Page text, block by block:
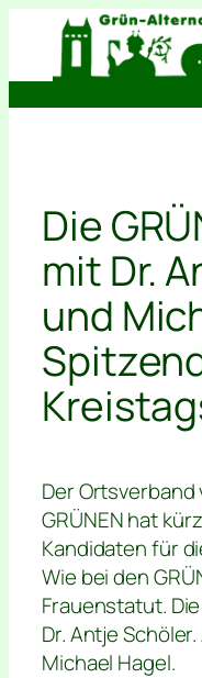
springen
Die
mit Dr.
und
Der Ortsverband
GRÜNEN hat
Kandidaten für
Wie bei den
Frauenstatut.
Dr. Antje
Michael Hagel.